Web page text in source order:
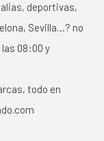
deportivas,
Sevilla…? no
08:00 y
todo en